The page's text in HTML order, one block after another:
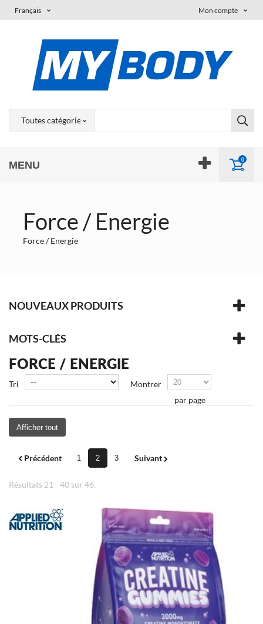
Mon compte
Français
MENU 0
Force / Energie
Force / Energie
NOUVEAUX PRODUITS
MOTS-CLÉS
FORCE / ENERGIE
Tri
Montrer
par page
Afficher tout
Précédent 1 2 3 Suivant
Résultats 21 - 40 sur 46.